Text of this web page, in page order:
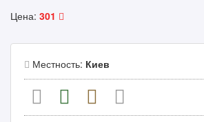
Цена: 301
Местность: Киев